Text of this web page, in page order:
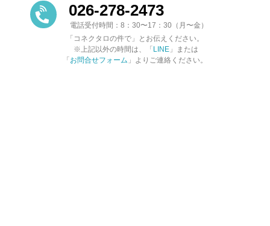
026-278-2473
電話受付時間：8：30〜17：30（月〜金）
「コネクタロの件で」とお伝えください。
※上記以外の時間は、「LINE 」または
「お問合せフォーム 」よりご連絡ください。